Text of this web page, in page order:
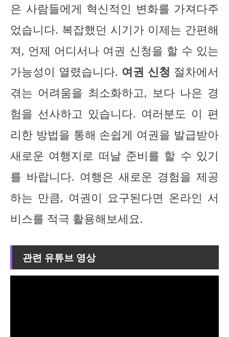
은 사람들에게 혁신적인 변화를 가져다주
었습니다. 복잡했던 시기가 이제는 간편해
져, 언제 어디서나 여권 신청을 할 수 있는
가능성이 열렸습니다. 여권 신청 절차에서
겪는 어려움을 최소화하고, 보다 나은 경
험을 선사하고 있습니다. 여러분도 이 편
리한 방법을 통해 손쉽게 여권을 발급받아
새로운 여행지로 떠날 준비를 할 수 있기
를 바랍니다. 여행은 새로운 경험을 제공
하는 만큼, 여권이 요구된다면 온라인 서
비스를 적극 활용해보세요.
관련 유튜브 영상